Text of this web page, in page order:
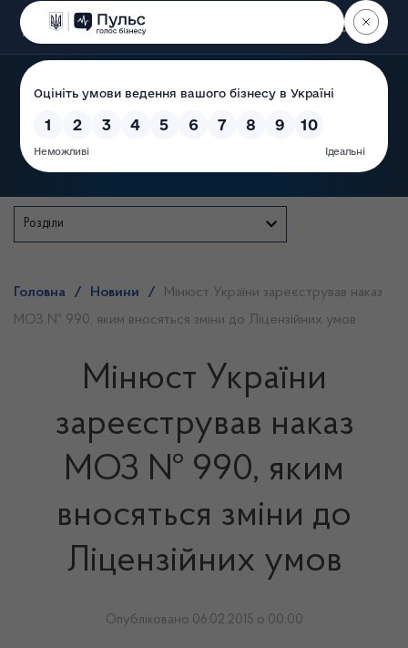
Пошук
Розділи
Головна / Новини /
Мінюст України зареєстрував наказ
МОЗ № 990, яким вносяться зміни до Ліцензійних умов
Мінюст України
зареєстрував наказ
МОЗ № 990, яким
вносяться зміни до
Ліцензійних умов
Опубліковано 06.02.2015 о 00:00